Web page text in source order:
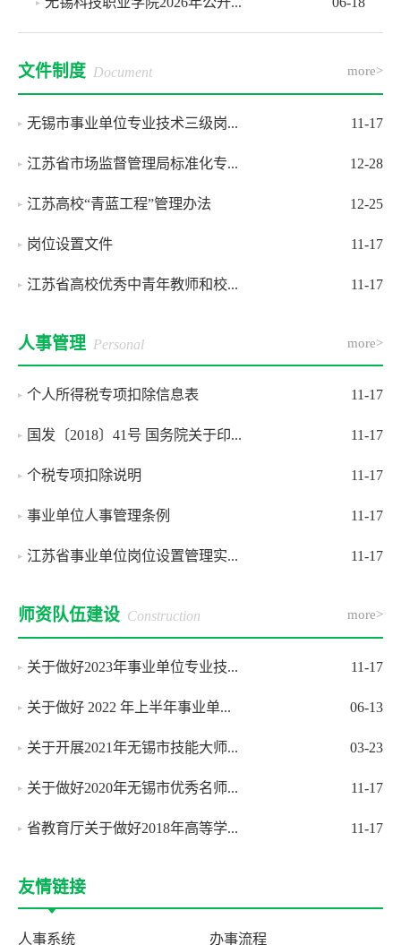
文件制度 Document more>
11-17
无锡市事业单位专业技术三级岗...
12-28
江苏省市场监督管理局标准化专...
12-25
江苏高校“青蓝工程”管理办法
11-17
岗位设置文件
11-17
江苏省高校优秀中青年教师和校...
人事管理 Personal more>
11-17
个人所得税专项扣除信息表
11-17
国发〔2018〕41号 国务院关于印...
11-17
个税专项扣除说明
11-17
事业单位人事管理条例
11-17
江苏省事业单位岗位设置管理实...
师资队伍建设 Construction more>
11-17
关于做好2023年事业单位专业技...
06-13
关于做好 2022 年上半年事业单...
03-23
关于开展2021年无锡市技能大师...
11-17
关于做好2020年无锡市优秀名师...
11-17
省教育厅关于做好2018年高等学...
友情链接
人事系统 办事流程